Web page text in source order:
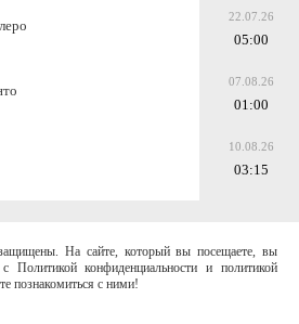
22.07.26
05:00
07.08.26
01:00
10.08.26
03:15
На сайте, который вы посещаете, вы
с Политикой конфиденциальности и политикой
познакомиться с ними!